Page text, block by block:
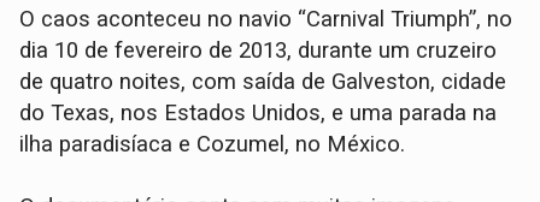
O caos aconteceu no navio “Carnival Triumph”, no
dia 10 de fevereiro de 2013, durante um cruzeiro
de quatro noites, com saída de Galveston, cidade
do Texas, nos Estados Unidos, e uma parada na
ilha paradisíaca e Cozumel, no México.